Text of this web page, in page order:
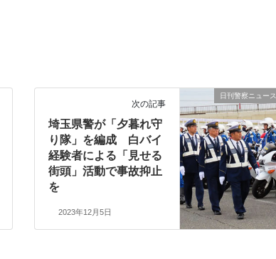
日刊警察ニュース
次の記事
埼玉県警が「夕暮れ守
り隊」を編成 白バイ
経験者による「見せる
街頭」活動で事故抑止
を
2023年12月5日